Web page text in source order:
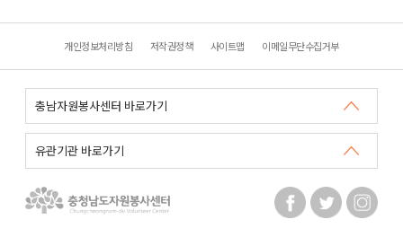
개인정보처리방침 저작권정책 사이트맵 이메일무단수집거부